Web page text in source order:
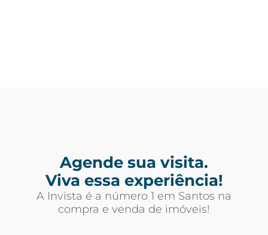
Agende sua visita.
Viva essa experiência!
A Invista é a número 1 em Santos na
compra e venda de imóveis!